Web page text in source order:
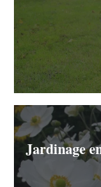
Jardinage